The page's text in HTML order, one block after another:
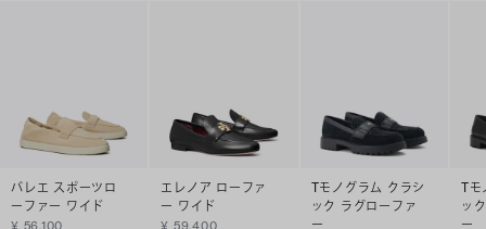
バレエ スポーツロ
ーファー ワイド
エレノア ローファ
ー ワイド
Tモノグラム クラシ
ック ラグローファ
ー
Tモ
ッ
ー